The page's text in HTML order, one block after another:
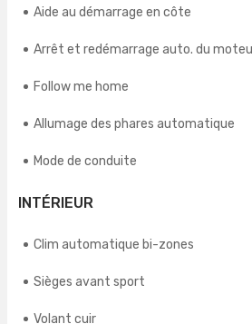
Aide au démarrage en côte
Arrêt et redémarrage auto. du
Follow me home
Allumage des phares automatique
Mode de conduite
INTÉRIEUR
Clim automatique bi-zones
Sièges avant sport
Volant cuir